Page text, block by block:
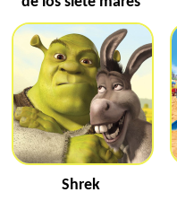
Shrek